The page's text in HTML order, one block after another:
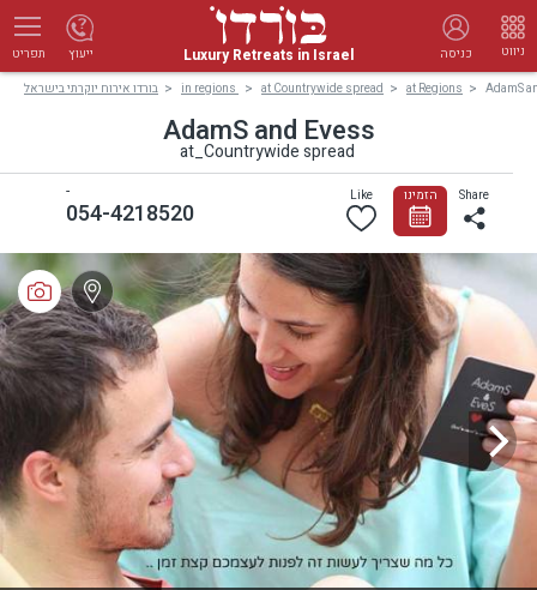
תפריט Luxury Retreats in Israel כניסה ניווט ייעוץ
בורדו אירוח יוקרתי בישראל in regions at Countrywide spread at Regions AdamS
AdamS and Evess
at_Countrywide spread
Share
Like הזמינו
054-4218520
-